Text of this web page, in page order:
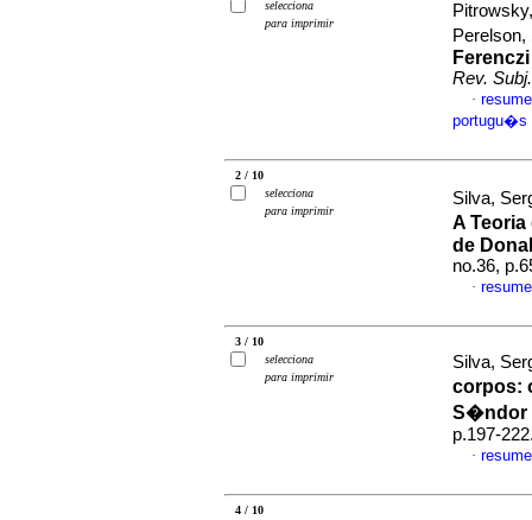
selecciona
para imprimir
Rev. Subj.
·
portugu�s
2 / 10
selecciona
para imprimir
Silva,
A
de
no.36,
·
3 / 10
selecciona
para imprimir
Silva,
corpos:
S�ndor
p.197-
·
4 / 10